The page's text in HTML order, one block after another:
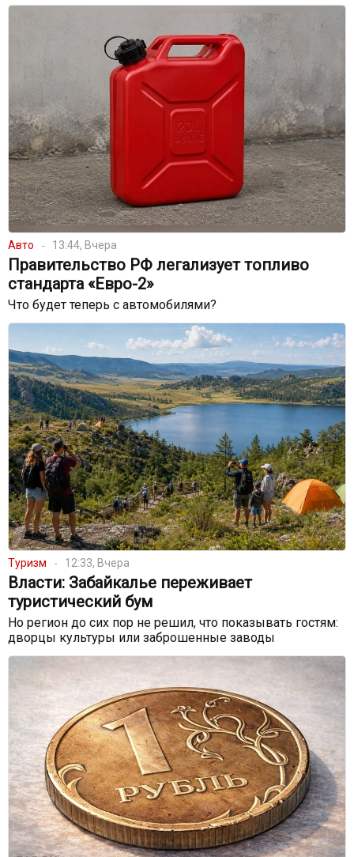
Авто 13:44, Вчера
Правительство РФ легализует топливо
стандарта «Евро-2»
Что будет теперь с автомобилями?
Туризм 12:33, Вчера
Власти: Забайкалье переживает
туристический бум
Но регион до сих пор не решил, что показывать гостям:
дворцы культуры или заброшенные заводы